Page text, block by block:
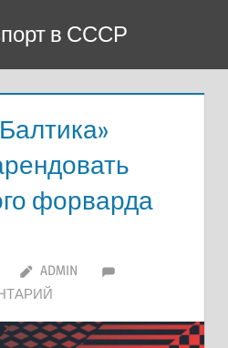
в СССР
форварда
ADMIN